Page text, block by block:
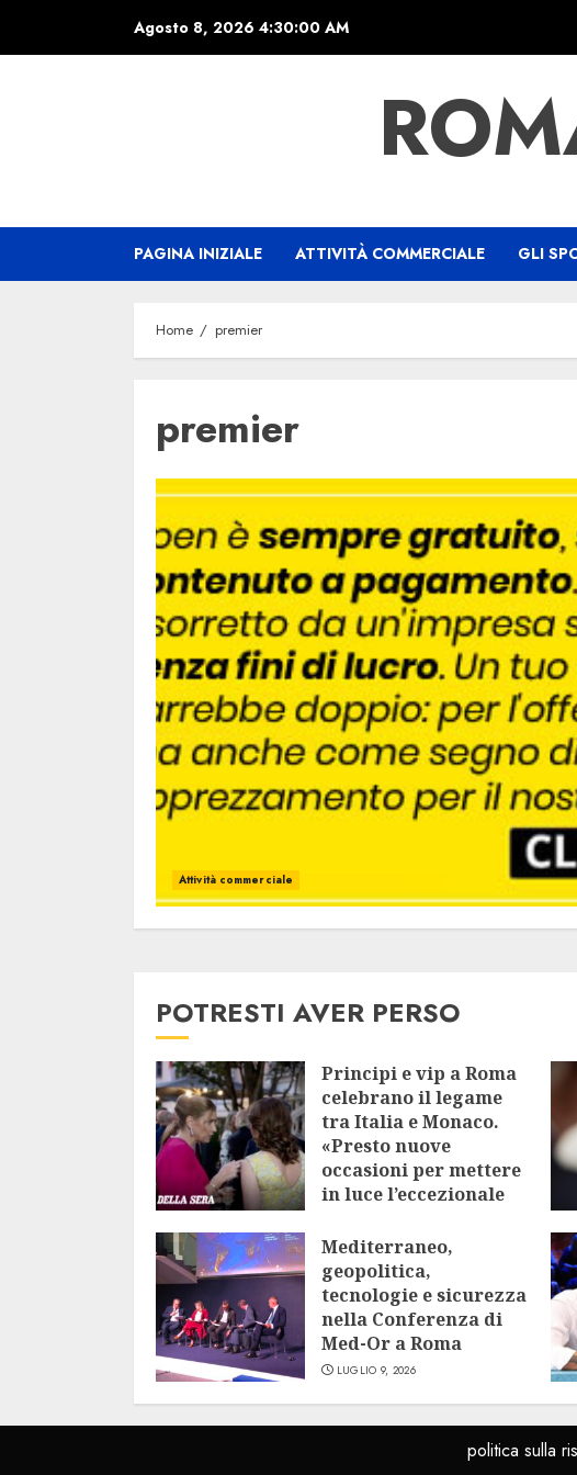
Agosto 8, 2026 4:30:00 AM
PAGINA INIZIALE ATTIVITÀ COMMERCIALE GLI
Home premier
premier
Attività commerciale
POTRESTI AVER PERSO
Principi e vip a Roma
celebrano il legame
tra Italia e Monaco.
«Presto nuove
occasioni per mettere
in luce l’eccezionale
LUGLIO 9, 2026
Mediterraneo,
geopolitica,
tecnologie e sicurezza
nella Conferenza di
Med-Or a Roma
LUGLIO 9, 2026
politica sulla